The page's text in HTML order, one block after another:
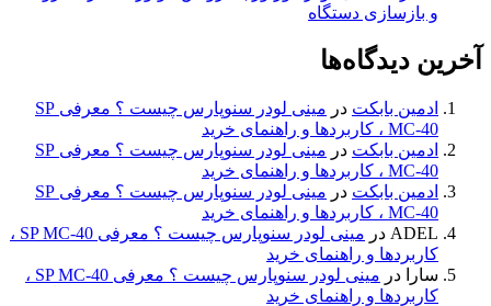
و بازسازی دستگاه
آخرین دیدگاه‌ها
ادمین بابکت در
مینی لودر سنوپارس چیست ؟ معرفی SP
MC-40 ، کاربردها و راهنمای خرید
ادمین بابکت در
مینی لودر سنوپارس چیست ؟ معرفی SP
MC-40 ، کاربردها و راهنمای خرید
ادمین بابکت در
مینی لودر سنوپارس چیست ؟ معرفی SP
MC-40 ، کاربردها و راهنمای خرید
ADEL در
مینی لودر سنوپارس چیست ؟ معرفی SP MC-40 ،
کاربردها و راهنمای خرید
سارا
در
مینی لودر سنوپارس چیست ؟ معرفی SP MC-40 ،
کاربردها و راهنمای خرید